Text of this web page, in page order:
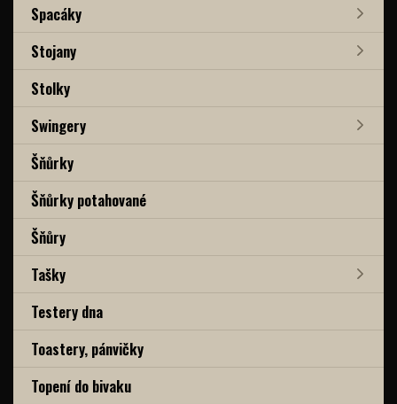
Spacáky
Stojany
Stolky
Swingery
Šňůrky
Šňůrky potahované
Šňůry
Tašky
Testery dna
Toastery, pánvičky
Topení do bivaku